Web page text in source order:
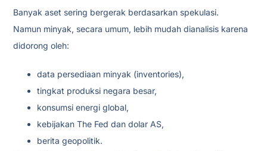
Banyak aset sering bergerak berdasarkan spekulasi.
Namun minyak, secara umum, lebih mudah dianalisis karena
didorong oleh:
data persediaan minyak (inventories),
tingkat produksi negara besar,
konsumsi energi global,
kebijakan The Fed dan dolar AS,
berita geopolitik.